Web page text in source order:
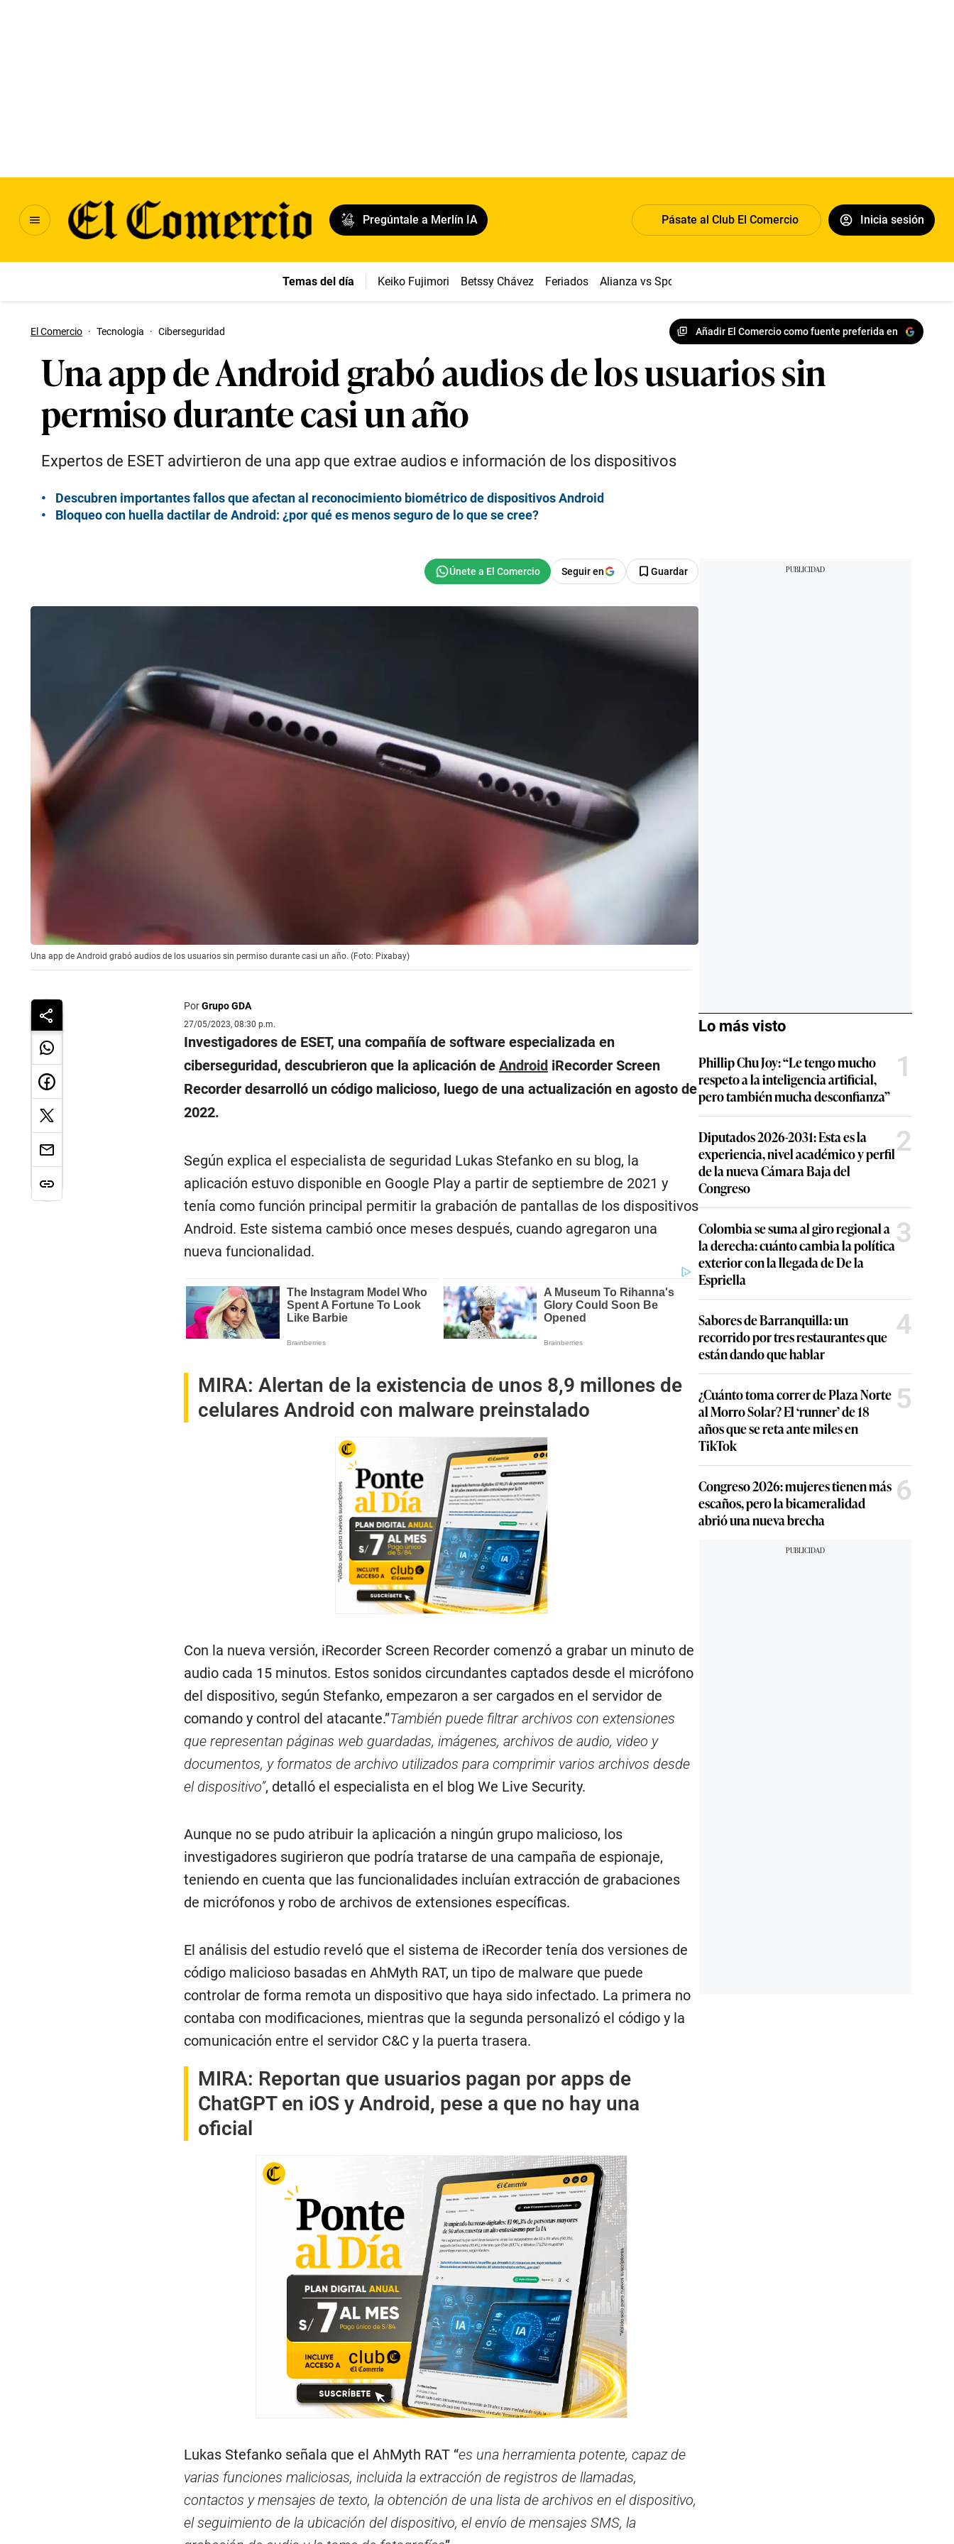
Pregúntale a Merlín IA Pásate al Club El Comercio Inicia sesión
Temas del día Keiko Fujimori Betssy Chávez Feriados Alianza vs Sport Boys
El Comercio · Tecnologia · Ciberseguridad Añadir El Comercio como fuente preferida en
Una app de Android grabó audios de los usuarios sin
permiso durante casi un año
Expertos de ESET advirtieron de una app que extrae audios e información de los dispositivos
Descubren importantes fallos que afectan al reconocimiento biométrico de dispositivos Android
Bloqueo con huella dactilar de Android: ¿por qué es menos seguro de lo que se cree?
Seguir en Guardar
Una app de Android grabó audios de los usuarios sin permiso durante casi un año. (Foto: Pixabay)
PorGrupo GDA
27/05/2023, 08:30 p.m.
Investigadores de ESET, una compañía de software especializada en
ciberseguridad, descubrieron que la aplicación de AndroidiRecorder Screen
Recorder desarrolló un código malicioso, luego de una actualización en agosto de
2022.
Según explica el especialista de seguridad Lukas Stefanko en su blog, la
aplicación estuvo disponible en Google Play a partir de septiembre de 2021 y
tenía como función principal permitir la grabación de pantallas de los dispositivos
Android. Este sistema cambió once meses después, cuando agregaron una
nueva funcionalidad.
MIRA: Alertan de la existencia de unos 8,9 millones de
celulares Android con malware preinstalado
Con la nueva versión, iRecorder Screen Recorder comenzó a grabar un minuto de
audio cada 15 minutos. Estos sonidos circundantes captados desde el micrófono
del dispositivo, según Stefanko, empezaron a ser cargados en el servidor de
comando y control del atacante.”También puede filtrar archivos con extensiones
que representan páginas web guardadas, imágenes, archivos de audio, video y
documentos, y formatos de archivo utilizados para comprimir varios archivos desde
el dispositivo”, detalló el especialista en el blog We Live Security.
Aunque no se pudo atribuir la aplicación a ningún grupo malicioso, los
investigadores sugirieron que podría tratarse de una campaña de espionaje,
teniendo en cuenta que las funcionalidades incluían extracción de grabaciones
de micrófonos y robo de archivos de extensiones específicas.
El análisis del estudio reveló que el sistema de iRecorder tenía dos versiones de
código malicioso basadas en AhMyth RAT, un tipo de malware que puede
controlar de forma remota un dispositivo que haya sido infectado. La primera no
contaba con modificaciones, mientras que la segunda personalizó el código y la
comunicación entre el servidor C&C y la puerta trasera.
MIRA: Reportan que usuarios pagan por apps de
ChatGPT en iOS y Android, pese a que no hay una
oficial
Lukas Stefanko señala que el AhMyth RAT “es una herramienta potente, capaz de
varias funciones maliciosas, incluida la extracción de registros de llamadas,
contactos y mensajes de texto, la obtención de una lista de archivos en el dispositivo,
el seguimiento de la ubicación del dispositivo, el envío de mensajes SMS, la
Lo más visto
Phillip Chu Joy: “Le tengo mucho
respeto a la inteligencia artificial,
pero también mucha desconfianza”
1
Diputados 2026-2031: Esta es la
experiencia, nivel académico y perfil
de la nueva Cámara Baja del
Congreso
2
Colombia se suma al giro regional a
la derecha: cuánto cambia la política
exterior con la llegada de De la
Espriella
3
Sabores de Barranquilla: un
recorrido por tres restaurantes que
están dando que hablar
4
¿Cuánto toma correr de Plaza Norte
al Morro Solar? El ‘runner’ de 18
años que se reta ante miles en
TikTok
5
Congreso 2026: mujeres tienen más
escaños, pero la bicameralidad
abrió una nueva brecha
6